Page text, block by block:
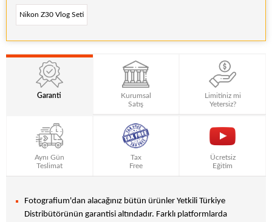
Nikon Z30 Vlog Seti
Garanti
Kurumsal
Satış
Limitiniz mi
Yetersiz?
Aynı Gün
Teslimat
Tax
Free
Ücretsiz
Eğitim
Fotografium'dan alacağınız bütün ürünler Yetkili Türkiye
Distribütörünün garantisi altındadır. Farklı platformlarda